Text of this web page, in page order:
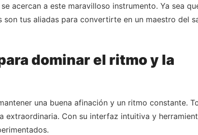
acercan a este maravilloso instrumento. Ya sea
tus aliadas para convertirte en un maestro del
dominar el ritmo y la
una buena afinación y un ritmo constante.
extraordinaria. Con su interfaz intuitiva y